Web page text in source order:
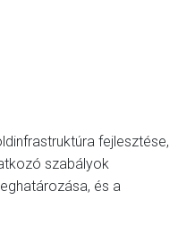
fejlesztése,
szabályok
és a